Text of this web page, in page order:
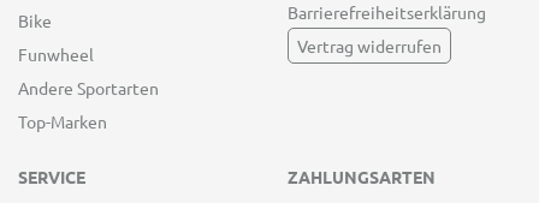
Bike
Funwheel
Andere Sportarten
Top-Marken
Barrierefreiheitserklärung
Vertrag widerrufen
SERVICE
ZAHLUNGSARTEN